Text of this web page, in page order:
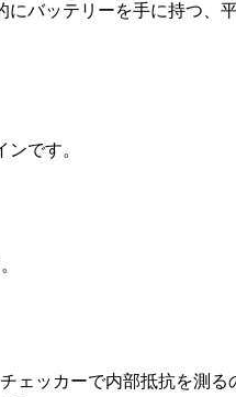
バッテリーを手に持つ、
です。
ッカーで内部抵抗を測る